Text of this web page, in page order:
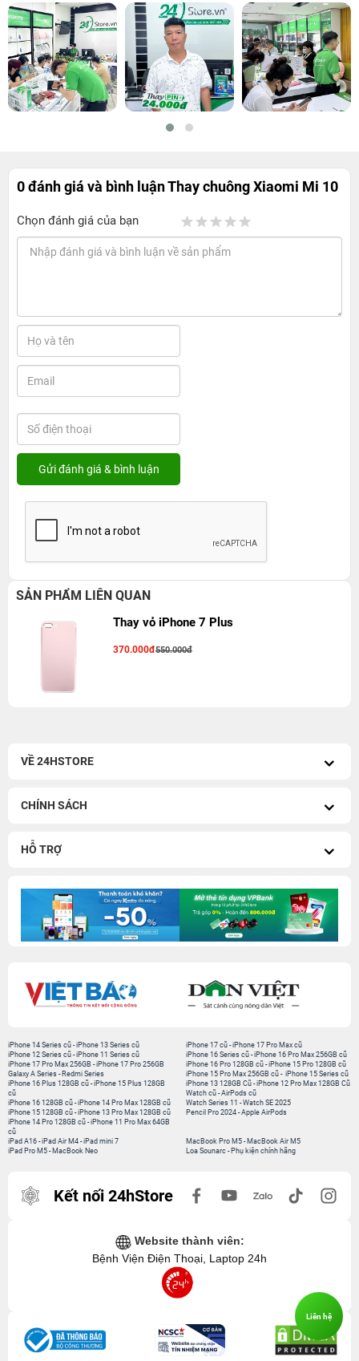
0 đánh giá và bình luậnThay chuông Xiaomi Mi 10
Chọn đánh giá của bạn
SẢN PHẨM LIÊN QUAN
Thay vỏ iPhone 7 Plus
370.000đ550.000đ
VỀ 24HSTORE
CHÍNH SÁCH
HỖ TRỢ
iPhone 14 Series cũ -iPhone 13 Series cũ
iPhone 12 Series cũ -iPhone 11 Series cũ
iPhone 17 Pro Max 256GB -iPhone 17 Pro 256GB
Galaxy A Series - Redmi Series
iPhone 17 cũ-iPhone 17 Pro Max cũ
iPhone 16 Series cũ- iPhone 16 Pro Max 256GB cũ
iPhone 16 Pro 128GB cũ-iPhone 15 Pro 128GB cũ
iPhone 15 Pro Max 256GB cũ- iPhone 15 Series cũ
iPhone 16 Plus 128GB cũ -iPhone 15 Plus 128GB
cũ
iPhone 16 128GB cũ -iPhone 14 Pro Max 128GB cũ
iPhone 15 128GB cũ -iPhone 13 Pro Max 128GB cũ
iPhone 14 Pro 128GB cũ -iPhone 11 Pro Max 64GB
cũ
iPhone 13 128GB Cũ-iPhone 12 Pro Max 128GB Cũ
Watch cũ-AirPods cũ
Watch Series 11 -Watch SE 2025
Pencil Pro 2024-Apple AirPods
iPad A16 -iPad Air M4 -iPad mini 7
iPad Pro M5 - MacBook Neo
MacBook Pro M5- MacBook Air M5
Loa Sounarc- Phụ kiện chính hãng
Kết nối 24hStore
Website thành viên:
Bệnh Viện Điện Thoại, Laptop 24h
Liên hệ